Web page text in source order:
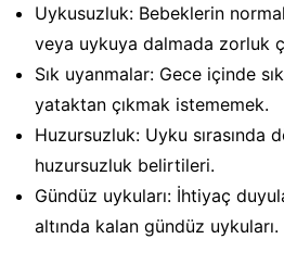
Uykusuzluk: Bebeklerin
veya uykuya dalmada zorluk
Sık uyanmalar: Gece içinde
yataktan çıkmak istememek.
Huzursuzluk: Uyku sırasında
huzursuzluk belirtileri.
Gündüz uykuları: İhtiyaç
altında kalan gündüz uykuları.